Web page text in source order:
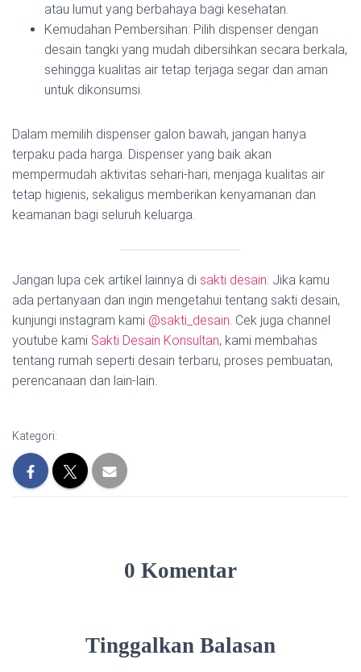
atau lumut yang berbahaya bagi kesehatan.
Kemudahan Pembersihan: Pilih dispenser dengan
desain tangki yang mudah dibersihkan secara berkala,
sehingga kualitas air tetap terjaga segar dan aman
untuk dikonsumsi.
Dalam memilih dispenser galon bawah, jangan hanya
terpaku pada harga. Dispenser yang baik akan
mempermudah aktivitas sehari-hari, menjaga kualitas air
tetap higienis, sekaligus memberikan kenyamanan dan
keamanan bagi seluruh keluarga.
Jangan lupa cek artikel lainnya di sakti desain. Jika kamu
ada pertanyaan dan ingin mengetahui tentang sakti desain,
kunjungi instagram kami @sakti_desain. Cek juga channel
youtube kami Sakti Desain Konsultan, kami membahas
tentang rumah seperti desain terbaru, proses pembuatan,
perencanaan dan lain-lain.
Kategori:
0 Komentar
Tinggalkan Balasan